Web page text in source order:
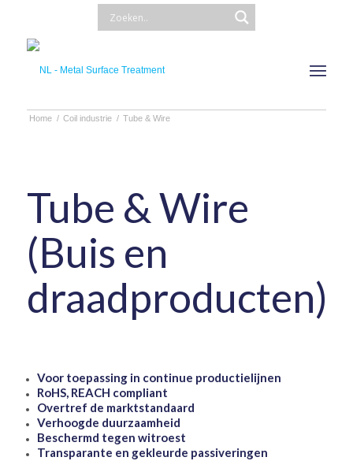
Home / Coil industrie / Tube & Wire
Tube & Wire
(Buis en
draadproducten)
Voor toepassing in continue productielijnen
RoHS, REACH compliant
Overtref de marktstandaard
Verhoogde duurzaamheid
Beschermd tegen witroest
Transparante en gekleurde passiveringen